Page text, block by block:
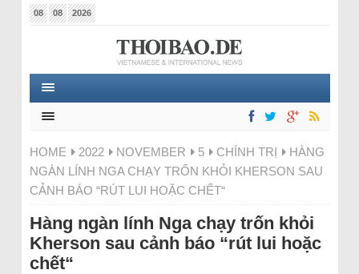
08 08 2026
HOME 2022 NOVEMBER 5 CHÍNH TRỊ
HÀNG
NGÀN LÍNH NGA CHẠY TRỐN KHỎI KHERSON SAU
CẢNH BÁO “RÚT LUI HOẶC CHẾT“
Hàng ngàn lính Nga chạy trốn khỏi
Kherson sau cảnh báo “rút lui hoặc
chết“